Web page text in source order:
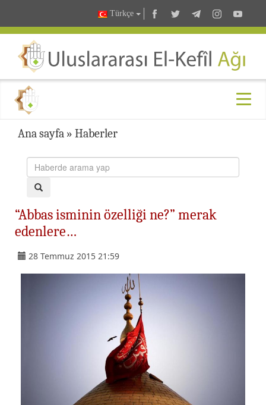
Türkçe
Ana sayfa » Haberler
“Abbas isminin özelliği ne?” merak
edenlere…
28 Temmuz 2015 21:59